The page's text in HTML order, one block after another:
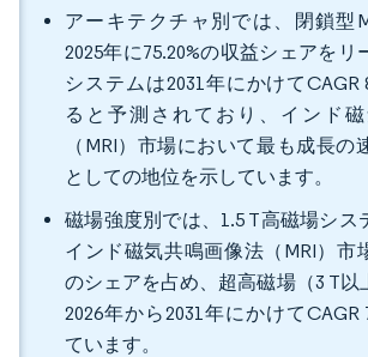
アーキテクチャ別では、閉鎖型
2025年に75.20%の収益シェアをリ
システムは2031年にかけてCAGR
ると予測されており、インド
（MRI）市場において最も成長の
としての地位を示しています。
磁場強度別では、1.5 T高磁場シス
インド磁気共鳴画像法（MRI）市
のシェアを占め、超高磁場（3 T以
2026年から2031年にかけてCAGR
ています。